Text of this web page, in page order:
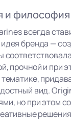
и
всегда
бренда —
прочной и при
вид.
но при этом